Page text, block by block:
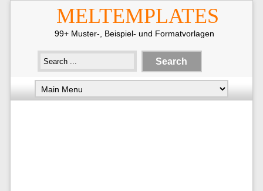
MELTEMPLATES
99+ Muster-, Beispiel- und Formatvorlagen